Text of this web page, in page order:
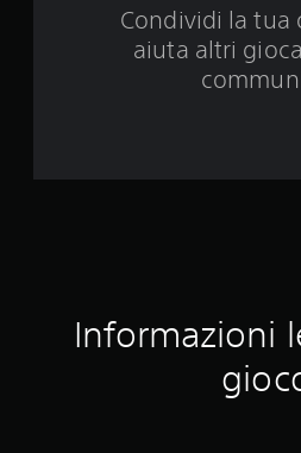
Condividi la tua
aiuta altri
Informazioni